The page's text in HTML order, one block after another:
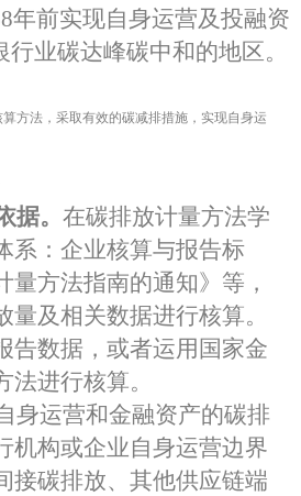
年前实现自身运营及投融资
业碳达峰碳中和的地区。
方法，采取有效的碳减排措施，实现自身运
。 在碳排放计量方法学
系：企业核算与报告标
量方法指南的通知》 等 ，
及相关数据进行核算。
告数据，或者运用国家金
进行核算。
身运营和金融资产的碳排
机构或企业自身运营边界
接碳排放、其他供应链端